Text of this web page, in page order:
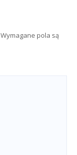
Wymagane pola są